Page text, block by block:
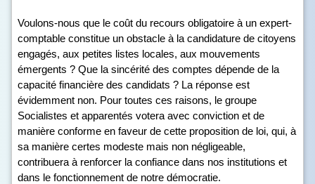
Voulons-nous que le coût du recours obligatoire à un expert-
comptable constitue un obstacle à la candidature de citoyens
engagés, aux petites listes locales, aux mouvements
émergents ? Que la sincérité des comptes dépende de la
capacité financière des candidats ? La réponse est
évidemment non. Pour toutes ces raisons, le groupe
Socialistes et apparentés votera avec conviction et de
manière conforme en faveur de cette proposition de loi, qui, à
sa manière certes modeste mais non négligeable,
contribuera à renforcer la confiance dans nos institutions et
dans le fonctionnement de notre démocratie.